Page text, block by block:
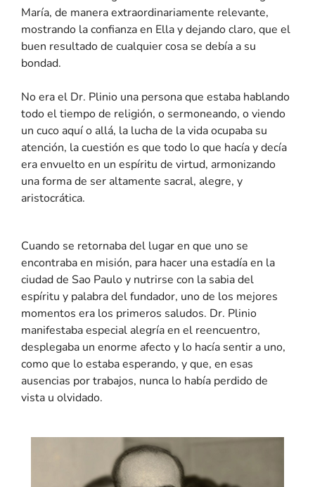
María, de manera extraordinariamente relevante,
mostrando la confianza en Ella y dejando claro, que el
buen resultado de cualquier cosa se debía a su
bondad.
No era el Dr. Plinio una persona que estaba hablando
todo el tiempo de religión, o sermoneando, o viendo
un cuco aquí o allá, la lucha de la vida ocupaba su
atención, la cuestión es que todo lo que hacía y decía
era envuelto en un espíritu de virtud, armonizando
una forma de ser altamente sacral, alegre, y
aristocrática.
Cuando se retornaba del lugar en que uno se
encontraba en misión, para hacer una estadía en la
ciudad de Sao Paulo y nutrirse con la sabia del
espíritu y palabra del fundador, uno de los mejores
momentos era los primeros saludos. Dr. Plinio
manifestaba especial alegría en el reencuentro,
desplegaba un enorme afecto y lo hacía sentir a uno,
como que lo estaba esperando, y que, en esas
ausencias por trabajos, nunca lo había perdido de
vista u olvidado.